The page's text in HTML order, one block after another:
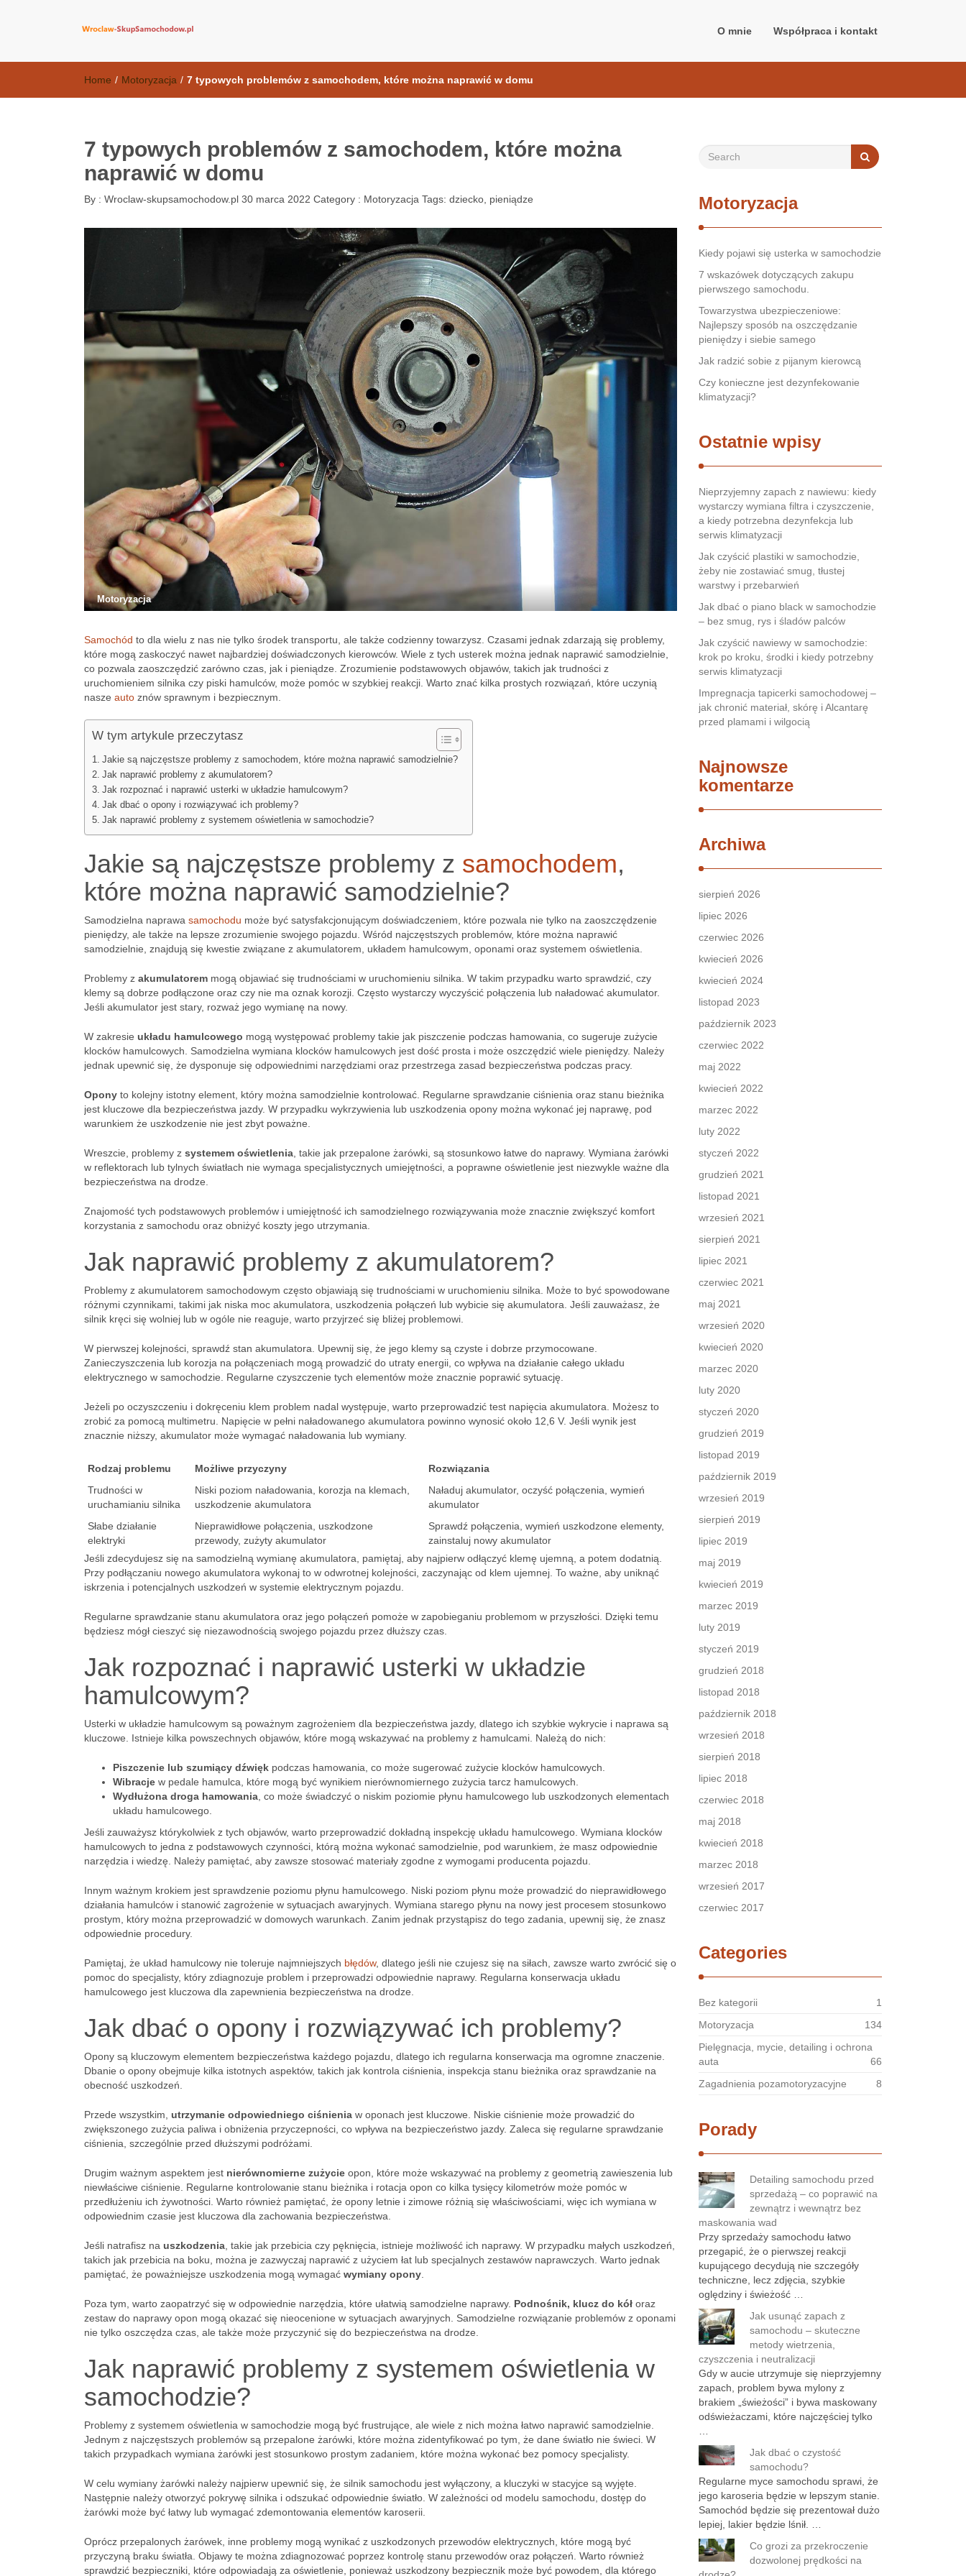
O mnie Współpraca i kontakt
Home / Motoryzacja / 7 typowych problemów z samochodem, które można naprawić w domu
7 typowych problemów z samochodem, które można
naprawić w domu
By : Wroclaw-skupsamochodow.pl 30 marca 2022 Category : Motoryzacja Tags: dziecko pieniądze
Motoryzacja
Samochód to dla wielu z nas nie tylko środek transportu, ale także codzienny towarzysz. Czasami jednak zdarzają się problemy,
które mogą zaskoczyć nawet najbardziej doświadczonych kierowców. Wiele z tych usterek można jednak naprawić samodzielnie,
co pozwala zaoszczędzić zarówno czas, jak i pieniądze. Zrozumienie podstawowych objawów, takich jak trudności z
uruchomieniem silnika czy piski hamulców, może pomóc w szybkiej reakcji. Warto znać kilka prostych rozwiązań, które uczynią
nasze auto znów sprawnym i bezpiecznym.
W tym artykule przeczytasz
Jakie są najczęstsze problemy z samochodem, które można naprawić samodzielnie?
Jak naprawić problemy z akumulatorem?
Jak rozpoznać i naprawić usterki w układzie hamulcowym?
Jak dbać o opony i rozwiązywać ich problemy?
Jak naprawić problemy z systemem oświetlenia w samochodzie?
Jakie są najczęstsze problemy z samochodem,
które można naprawić samodzielnie?
Samodzielna naprawa samochodu może być satysfakcjonującym doświadczeniem, które pozwala nie tylko na zaoszczędzenie
pieniędzy, ale także na lepsze zrozumienie swojego pojazdu. Wśród najczęstszych problemów, które można naprawić
samodzielnie, znajdują się kwestie związane z akumulatorem, układem hamulcowym, oponami oraz systemem oświetlenia.
Problemy z akumulatorem mogą objawiać się trudnościami w uruchomieniu silnika. W takim przypadku warto sprawdzić, czy
klemy są dobrze podłączone oraz czy nie ma oznak korozji. Często wystarczy wyczyścić połączenia lub naładować akumulator.
Jeśli akumulator jest stary, rozważ jego wymianę na nowy.
W zakresie układu hamulcowego mogą występować problemy takie jak piszczenie podczas hamowania, co sugeruje zużycie
klocków hamulcowych. Samodzielna wymiana klocków hamulcowych jest dość prosta i może oszczędzić wiele pieniędzy. Należy
jednak upewnić się, że dysponuje się odpowiednimi narzędziami oraz przestrzega zasad bezpieczeństwa podczas pracy.
Opony to kolejny istotny element, który można samodzielnie kontrolować. Regularne sprawdzanie ciśnienia oraz stanu bieżnika
jest kluczowe dla bezpieczeństwa jazdy. W przypadku wykrzywienia lub uszkodzenia opony można wykonać jej naprawę, pod
warunkiem że uszkodzenie nie jest zbyt poważne.
Wreszcie, problemy z systemem oświetlenia , takie jak przepalone żarówki, są stosunkowo łatwe do naprawy. Wymiana żarówki
w reflektorach lub tylnych światłach nie wymaga specjalistycznych umiejętności, a poprawne oświetlenie jest niezwykle ważne dla
bezpieczeństwa na drodze.
Znajomość tych podstawowych problemów i umiejętność ich samodzielnego rozwiązywania może znacznie zwiększyć komfort
korzystania z samochodu oraz obniżyć koszty jego utrzymania.
Jak naprawić problemy z akumulatorem?
Problemy z akumulatorem samochodowym często objawiają się trudnościami w uruchomieniu silnika. Może to być spowodowane
różnymi czynnikami, takimi jak niska moc akumulatora, uszkodzenia połączeń lub wybicie się akumulatora. Jeśli zauważasz, że
silnik kręci się wolniej lub w ogóle nie reaguje, warto przyjrzeć się bliżej problemowi.
W pierwszej kolejności, sprawdź stan akumulatora. Upewnij się, że jego klemy są czyste i dobrze przymocowane.
Zanieczyszczenia lub korozja na połączeniach mogą prowadzić do utraty energii, co wpływa na działanie całego układu
elektrycznego w samochodzie. Regularne czyszczenie tych elementów może znacznie poprawić sytuację.
Jeżeli po oczyszczeniu i dokręceniu klem problem nadal występuje, warto przeprowadzić test napięcia akumulatora. Możesz to
zrobić za pomocą multimetru. Napięcie w pełni naładowanego akumulatora powinno wynosić około 12,6 V. Jeśli wynik jest
znacznie niższy, akumulator może wymagać naładowania lub wymiany.
Rodzaj problemu Możliwe przyczyny
Rozwiązania
Trudności w
uruchamianiu silnika
Niski poziom naładowania, korozja na klemach,
uszkodzenie akumulatora
Naładuj akumulator, oczyść połączenia, wymień
akumulator
Słabe działanie
elektryki
Nieprawidłowe połączenia, uszkodzone
przewody, zużyty akumulator
Sprawdź połączenia, wymień uszkodzone elementy,
zainstaluj nowy akumulator
Jeśli zdecydujesz się na samodzielną wymianę akumulatora, pamiętaj, aby najpierw odłączyć klemę ujemną, a potem dodatnią.
Przy podłączaniu nowego akumulatora wykonaj to w odwrotnej kolejności, zaczynając od klem ujemnej. To ważne, aby uniknąć
iskrzenia i potencjalnych uszkodzeń w systemie elektrycznym pojazdu.
Regularne sprawdzanie stanu akumulatora oraz jego połączeń pomoże w zapobieganiu problemom w przyszłości. Dzięki temu
będziesz mógł cieszyć się niezawodnością swojego pojazdu przez dłuższy czas.
Jak rozpoznać i naprawić usterki w układzie
hamulcowym?
Usterki w układzie hamulcowym są poważnym zagrożeniem dla bezpieczeństwa jazdy, dlatego ich szybkie wykrycie i naprawa są
kluczowe. Istnieje kilka powszechnych objawów, które mogą wskazywać na problemy z hamulcami. Należą do nich:
Piszczenie lub szumiący dźwięk podczas hamowania, co może sugerować zużycie klocków hamulcowych.
Wibracje w pedale hamulca, które mogą być wynikiem nierównomiernego zużycia tarcz hamulcowych.
Wydłużona droga hamowania , co może świadczyć o niskim poziomie płynu hamulcowego lub uszkodzonych elementach
układu hamulcowego.
Jeśli zauważysz którykolwiek z tych objawów, warto przeprowadzić dokładną inspekcję układu hamulcowego. Wymiana klocków
hamulcowych to jedna z podstawowych czynności, którą można wykonać samodzielnie, pod warunkiem, że masz odpowiednie
narzędzia i wiedzę. Należy pamiętać, aby zawsze stosować materiały zgodne z wymogami producenta pojazdu.
Innym ważnym krokiem jest sprawdzenie poziomu płynu hamulcowego. Niski poziom płynu może prowadzić do nieprawidłowego
działania hamulców i stanowić zagrożenie w sytuacjach awaryjnych. Wymiana starego płynu na nowy jest procesem stosunkowo
prostym, który można przeprowadzić w domowych warunkach. Zanim jednak przystąpisz do tego zadania, upewnij się, że znasz
odpowiednie procedury.
Pamiętaj, że układ hamulcowy nie toleruje najmniejszych błędów, dlatego jeśli nie czujesz się na siłach, zawsze warto zwrócić się o
pomoc do specjalisty, który zdiagnozuje problem i przeprowadzi odpowiednie naprawy. Regularna konserwacja układu
hamulcowego jest kluczowa dla zapewnienia bezpieczeństwa na drodze.
Jak dbać o opony i rozwiązywać ich problemy?
Opony są kluczowym elementem bezpieczeństwa każdego pojazdu, dlatego ich regularna konserwacja ma ogromne znaczenie.
Dbanie o opony obejmuje kilka istotnych aspektów, takich jak kontrola ciśnienia, inspekcja stanu bieżnika oraz sprawdzanie na
obecność uszkodzeń.
Przede wszystkim, utrzymanie odpowiedniego ciśnienia w oponach jest kluczowe. Niskie ciśnienie może prowadzić do
zwiększonego zużycia paliwa i obniżenia przyczepności, co wpływa na bezpieczeństwo jazdy. Zaleca się regularne sprawdzanie
ciśnienia, szczególnie przed dłuższymi podróżami.
Drugim ważnym aspektem jest nierównomierne zużycie opon, które może wskazywać na problemy z geometrią zawieszenia lub
niewłaściwe ciśnienie. Regularne kontrolowanie stanu bieżnika i rotacja opon co kilka tysięcy kilometrów może pomóc w
przedłużeniu ich żywotności. Warto również pamiętać, że opony letnie i zimowe różnią się właściwościami, więc ich wymiana w
odpowiednim czasie jest kluczowa dla zachowania bezpieczeństwa.
Jeśli natrafisz na uszkodzenia , takie jak przebicia czy pęknięcia, istnieje możliwość ich naprawy. W przypadku małych uszkodzeń,
takich jak przebicia na boku, można je zazwyczaj naprawić z użyciem łat lub specjalnych zestawów naprawczych. Warto jednak
pamiętać, że poważniejsze uszkodzenia mogą wymagać wymiany opony
Poza tym, warto zaopatrzyć się w odpowiednie narzędzia, które ułatwią samodzielne naprawy. Podnośnik, klucz do kół oraz
zestaw do naprawy opon mogą okazać się nieocenione w sytuacjach awaryjnych. Samodzielne rozwiązanie problemów z oponami
nie tylko oszczędza czas, ale także może przyczynić się do bezpieczeństwa na drodze.
Jak naprawić problemy z systemem oświetlenia w
samochodzie?
Problemy z systemem oświetlenia w samochodzie mogą być frustrujące, ale wiele z nich można łatwo naprawić samodzielnie.
Jednym z najczęstszych problemów są przepalone żarówki, które można zidentyfikować po tym, że dane światło nie świeci. W
takich przypadkach wymiana żarówki jest stosunkowo prostym zadaniem, które można wykonać bez pomocy specjalisty.
W celu wymiany żarówki należy najpierw upewnić się, że silnik samochodu jest wyłączony, a kluczyki w stacyjce są wyjęte.
Następnie należy otworzyć pokrywę silnika i odszukać odpowiednie światło. W zależności od modelu samochodu, dostęp do
żarówki może być łatwy lub wymagać zdemontowania elementów karoserii.
Oprócz przepalonych żarówek, inne problemy mogą wynikać z uszkodzonych przewodów elektrycznych, które mogą być
przyczyną braku światła. Objawy te można zdiagnozować poprzez kontrolę stanu przewodów oraz połączeń. Warto również
sprawdzić bezpieczniki, które odpowiadają za oświetlenie, ponieważ uszkodzony bezpiecznik może być powodem, dla którego
Motoryzacja
Kiedy pojawi się usterka w samochodzie
7 wskazówek dotyczących zakupu
pierwszego samochodu.
Towarzystwa ubezpieczeniowe:
Najlepszy sposób na oszczędzanie
pieniędzy i siebie samego
Jak radzić sobie z pijanym kierowcą
Czy konieczne jest dezynfekowanie
klimatyzacji?
Ostatnie wpisy
Nieprzyjemny zapach z nawiewu: kiedy
wystarczy wymiana filtra i czyszczenie,
a kiedy potrzebna dezynfekcja lub
serwis klimatyzacji
Jak czyścić plastiki w samochodzie,
żeby nie zostawiać smug, tłustej
warstwy i przebarwień
Jak dbać o piano black w samochodzie
– bez smug, rys i śladów palców
Jak czyścić nawiewy w samochodzie:
krok po kroku, środki i kiedy potrzebny
serwis klimatyzacji
Impregnacja tapicerki samochodowej –
jak chronić materiał, skórę i Alcantarę
przed plamami i wilgocią
Najnowsze
komentarze
Archiwa
sierpień 2026
lipiec 2026
czerwiec 2026
kwiecień 2026
kwiecień 2024
listopad 2023
październik 2023
czerwiec 2022
maj 2022
kwiecień 2022
marzec 2022
luty 2022
styczeń 2022
grudzień 2021
listopad 2021
wrzesień 2021
sierpień 2021
lipiec 2021
czerwiec 2021
maj 2021
wrzesień 2020
kwiecień 2020
marzec 2020
luty 2020
styczeń 2020
grudzień 2019
listopad 2019
październik 2019
wrzesień 2019
sierpień 2019
lipiec 2019
maj 2019
kwiecień 2019
marzec 2019
luty 2019
styczeń 2019
grudzień 2018
listopad 2018
październik 2018
wrzesień 2018
sierpień 2018
lipiec 2018
czerwiec 2018
maj 2018
kwiecień 2018
marzec 2018
wrzesień 2017
czerwiec 2017
Categories
Bez kategorii
1
Motoryzacja
134
Pielęgnacja, mycie, detailing i ochrona
auta
66
Zagadnienia pozamotoryzacyjne
8
Porady
Detailing samochodu przed
sprzedażą – co poprawić na
zewnątrz i wewnątrz bez
maskowania wad
Przy sprzedaży samochodu łatwo
przegapić, że o pierwszej reakcji
kupującego decydują nie szczegóły
techniczne, lecz zdjęcia, szybkie
oględziny i świeżość …
Jak usunąć zapach z
samochodu – skuteczne
metody wietrzenia,
czyszczenia i neutralizacji
Gdy w aucie utrzymuje się nieprzyjemny
zapach, problem bywa mylony z
brakiem „świeżości” i bywa maskowany
odświeżaczami, które najczęściej tylko
Jak dbać o czystość
samochodu?
Regularne myce samochodu sprawi, że
jego karoseria będzie w lepszym stanie.
Samochód będzie się prezentował dużo
lepiej, lakier będzie lśnił. …
Co grozi za przekroczenie
dozwolonej prędkości na